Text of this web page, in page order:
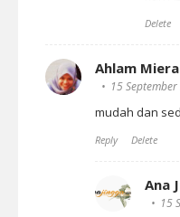
Delete
Ahlam
15
mudah dan
Reply Delete
Ana
15